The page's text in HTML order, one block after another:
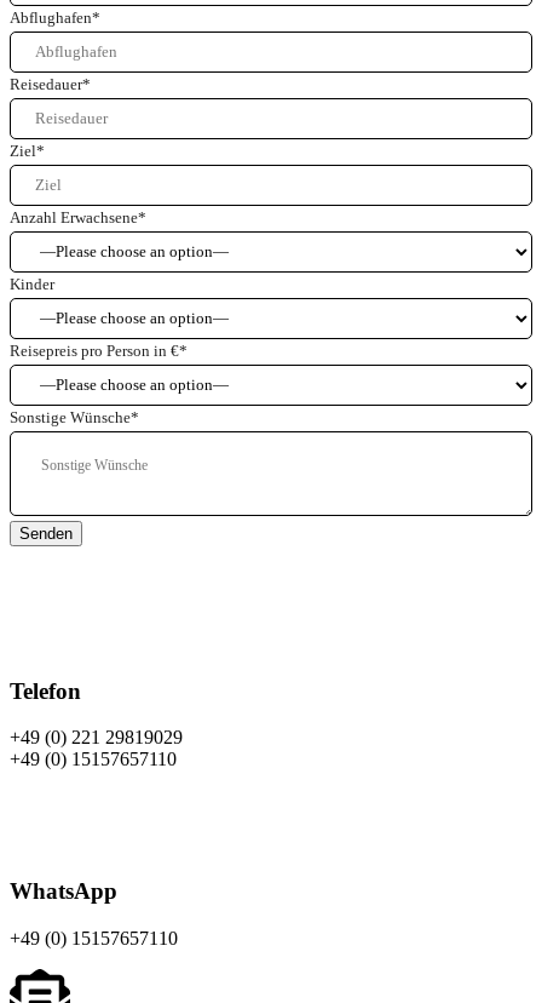
Abflughafen*
Reisedauer*
Ziel*
Anzahl Erwachsene*
Kinder
Reisepreis pro Person in €*
Sonstige Wünsche*
Senden
Telefon
+49 (0) 221 29819029
+49 (0) 15157657110
WhatsApp
+49 (0) 15157657110